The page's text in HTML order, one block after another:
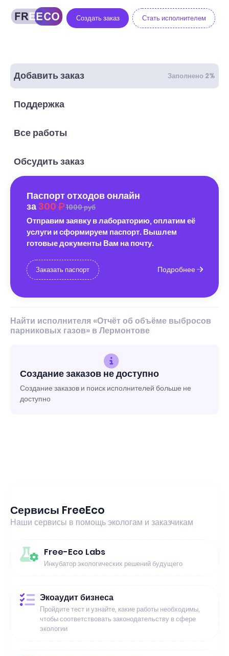
Создать заказ Стать исполнителем
Добавить заказ Заполнено 2%
Поддержка
Все работы
Обсудить заказ
Паспорт отходов онлайн
за 300 1000 руб
Отправим заявку в лабораторию, оплатим её
услуги и сформируем паспорт. Вышлем
готовые документы Вам на почту.
Заказать паспорт Подробнее
Найти исполнителя «Отчёт об объёме выбросов
парниковых газов» в Лермонтове
Создание заказов не доступно
Создание заказов и поиск исполнителей больше не
доступно
Сервисы FreeEco
Наши сервисы в помощь экологам и заказчикам
Free-Eco Labs
Инкубатор экологических решений будущего
Экоаудит бизнеса
Пройдите тест и узнайте, какие работы необходимы,
чтобы соответствовать законодательству в сфере
экологии